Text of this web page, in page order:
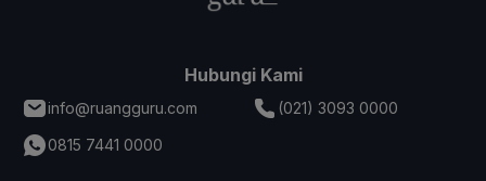
Hubungi Kami
info@ruangguru.com
(021) 3093 0000
0815 7441 0000